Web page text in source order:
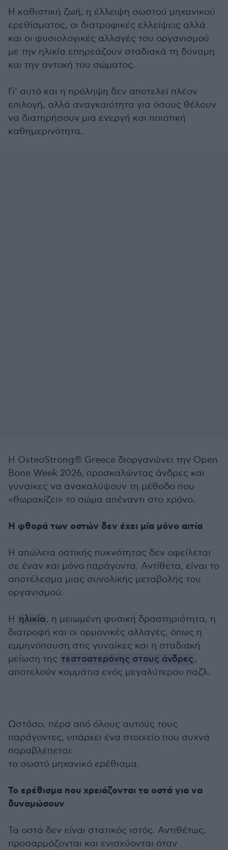
Η καθιστική ζωή, η έλλειψη σωστού μηχανικού
ερεθίσματος, οι διατροφικές ελλείψεις αλλά
και οι φυσιολογικές αλλαγές του οργανισμού
με την ηλικία επηρεάζουν σταδιακά τη δύναμη
και την αντοχή του σώματος.
Γι’ αυτό και η πρόληψη δεν αποτελεί πλέον
επιλογή, αλλά αναγκαιότητα για όσους θέλουν
να διατηρήσουν μια ενεργή και ποιοτική
καθημερινότητα.
Η OsteoStrong® Greece διοργανώνει την Open
Bone Week 2026, προσκαλώντας άνδρες και
γυναίκες να ανακαλύψουν τη μέθοδο που
«θωρακίζει» το σώμα απέναντι στο χρόνο.
Η φθορά των οστών δεν έχει μία μόνο αιτία
Η απώλεια οστικής πυκνότητας δεν οφείλεται
σε έναν και μόνο παράγοντα. Αντίθετα, είναι το
αποτέλεσμα μιας συνολικής μεταβολής του
οργανισμού.
Η ηλικία, η μειωμένη φυσική δραστηριότητα, η
διατροφή και οι ορμονικές αλλαγές, όπως η
εμμηνόπαυση στις γυναίκες και η σταδιακή
μείωση της τεστοστερόνης στους άνδρες,
αποτελούν κομμάτια ενός μεγαλύτερου παζλ.
Ωστόσο, πέρα από όλους αυτούς τους
παράγοντες, υπάρχει ένα στοιχείο που συχνά
παραβλέπεται:
το σωστό μηχανικό ερέθισμα.
Το ερέθισμα που χρειάζονται τα οστά για να
δυναμώσουν
Τα οστά δεν είναι στατικός ιστός. Αντιθέτως,
προσαρμόζονται και ενισχύονται όταν